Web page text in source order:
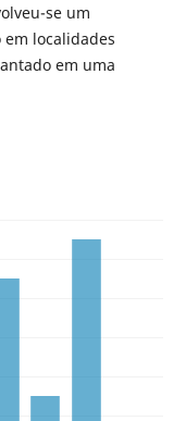
se um
localidades
em uma